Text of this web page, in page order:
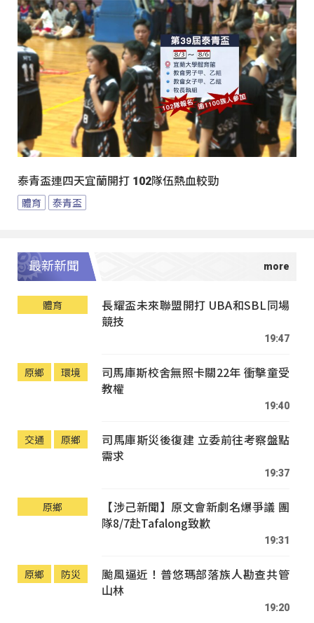
泰青盃連四天宜蘭開打 102隊伍熱血較勁
體育 泰青盃
最新新聞
體育
長耀盃未來聯盟開打 UBA和SBL同場
競技
19:47
原鄉 環境
司馬庫斯校舍無照卡關22年 衝擊童受
教權
19:40
交通 原鄉
司馬庫斯災後復建 立委前往考察盤點
需求
19:37
原鄉
【涉己新聞】原文會新劇名爆爭議 團
隊8/7赴Tafalong致歉
19:31
原鄉 防災
颱風逼近！普悠瑪部落族人勘查共管
山林
19:20